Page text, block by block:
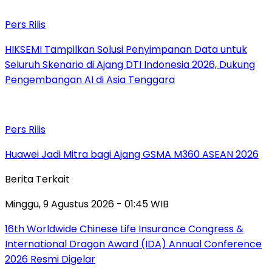
Pers Rilis
HIKSEMI Tampilkan Solusi Penyimpanan Data untuk
Seluruh Skenario di Ajang DTI Indonesia 2026, Dukung
Pengembangan AI di Asia Tenggara
Pers Rilis
Huawei Jadi Mitra bagi Ajang GSMA M360 ASEAN 2026
Berita Terkait
Minggu, 9 Agustus 2026 - 01:45 WIB
16th Worldwide Chinese Life Insurance Congress &
International Dragon Award (IDA) Annual Conference
2026 Resmi Digelar